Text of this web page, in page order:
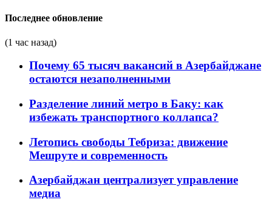
Последнее обновление
(1 час назад)
Почему 65 тысяч вакансий в Азербайджане
остаются незаполненными
Разделение линий метро в Баку: как
избежать транспортного коллапса?
Летопись свободы Тебриза: движение
Мешруте и современность
Азербайджан централизует управление
медиа